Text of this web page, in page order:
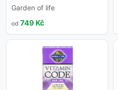
Garden of life
od 749 Kč